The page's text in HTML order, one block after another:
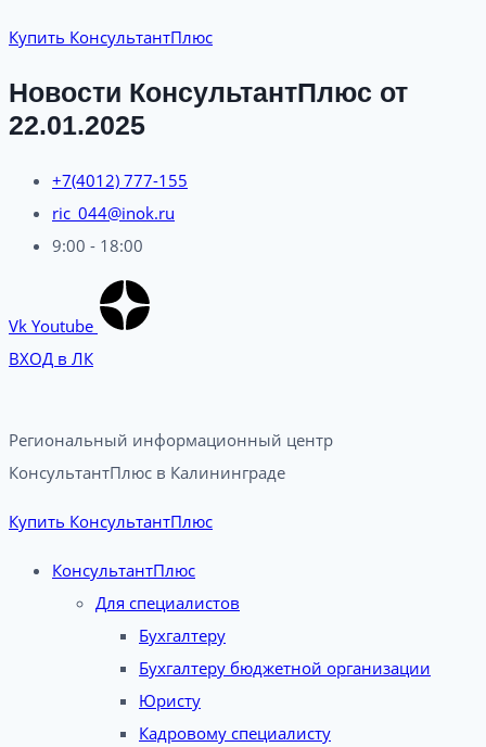
Купить КонсультантПлюс
Новости КонсультантПлюс от
22.01.2025
+7(4012) 777-155
ric_044@inok.ru
9:00 - 18:00
Vk Youtube
ВХОД в ЛК
Региональный информационный центр
КонсультантПлюс в Калининграде​
Купить КонсультантПлюс
КонсультантПлюс
Для специалистов
Бухгалтеру
Бухгалтеру бюджетной организации
Юристу
Кадровому специалисту